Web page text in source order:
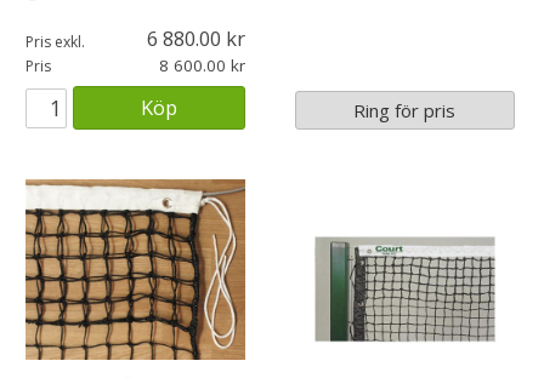
Pris exkl. 6 880.00
Pris 8 600.00
Köp Ring för pris